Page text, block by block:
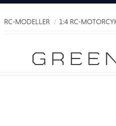
RC-MODELLER 1:4 RC-